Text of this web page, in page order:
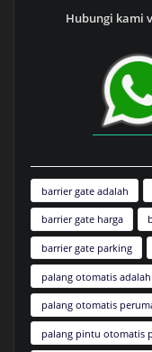
Hubungi kami
barrier gate adalah
barrier gate harga
barrier gate parking
palang otomatis adalah
palang otomatis
palang pintu otomatis